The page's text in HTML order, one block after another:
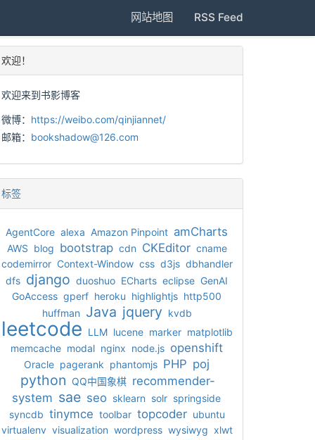
网站地图 RSS Feed
欢迎！
欢迎来到书影博客
微博： https://weibo.com/qinjiannet/
邮箱： bookshadow@126.com
标签
AgentCore alexa Amazon Pinpoint amCharts
AWS blog bootstrap cdn CKEditor cname
codemirror Context-Window css d3js dbhandler
dfs django duoshuo ECharts eclipse GenAI
GoAccess gperf heroku highlightjs http500
huffman Java jquery kvdb
leetcode LLM lucene marker matplotlib
memcache modal nginx node.js openshift
Oracle pagerank phantomjs PHP poj
python QQ中国象棋 recommender-
system sae seo sklearn solr springside
syncdb tinymce toolbar topcoder ubuntu
virtualenv visualization wordpress wysiwyg xlwt